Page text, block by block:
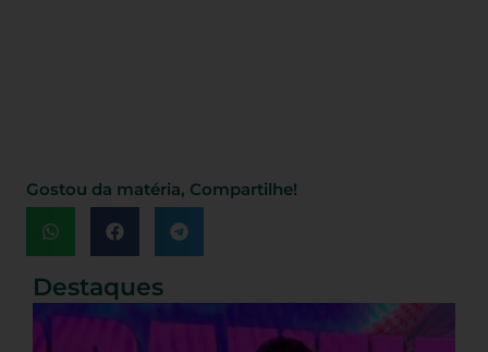
Gostou da matéria, Compartilhe!
Destaques